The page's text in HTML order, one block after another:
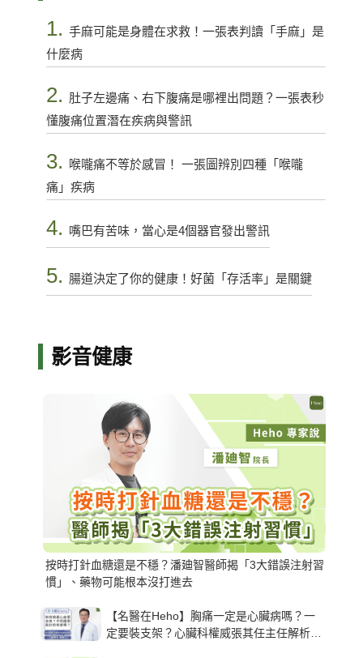
1. 手麻可能是身體在求救！一張表判讀「手麻」是
什麼病
2. 肚子左邊痛、右下腹痛是哪裡出問題？一張表秒
懂腹痛位置潛在疾病與警訊
3.
喉嚨痛不等於感冒！ 一張圖辨別四種「喉嚨
痛」疾病
4. 嘴巴有苦味，當心是4個器官發出警訊
5. 腸道決定了你的健康！好菌「存活率」是關鍵
影音健康
按時打針血糖還是不穩？潘廸智醫師揭「3大錯誤注射習
慣」、藥物可能根本沒打進去
【名醫在Heho】胸痛一定是心臟病嗎？一
定要裝支架？心臟科權威張其任主任解析支